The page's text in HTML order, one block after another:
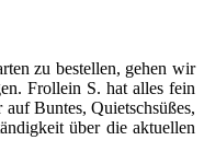
zu bestellen, gehen wir
Frollein S. hat alles fein
Buntes, Quietschsüßes,
über die aktuellen